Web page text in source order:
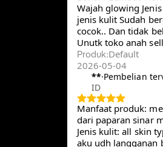
4.8 ·23,231
5
4
3
2
Rekomendasi Terkini
Semua
Menampilkan 23231